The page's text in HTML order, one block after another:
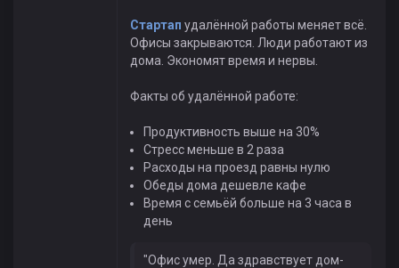
Стартап удалённой работы меняет всё.
Офисы закрываются. Люди работают из
дома. Экономят время и нервы.
Факты об удалённой работе:
Продуктивность выше на 30%
Стресс меньше в 2 раза
Расходы на проезд равны нулю
Обеды дома дешевле кафе
Время с семьёй больше на 3 часа в
день
"Офис умер. Да здравствует дом-